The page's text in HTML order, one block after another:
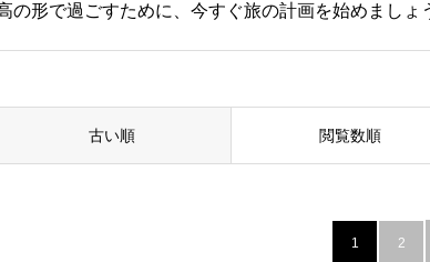
の形で過ごすために、今すぐ旅の計画を始めましょ
古い順 閲覧数順
1 2